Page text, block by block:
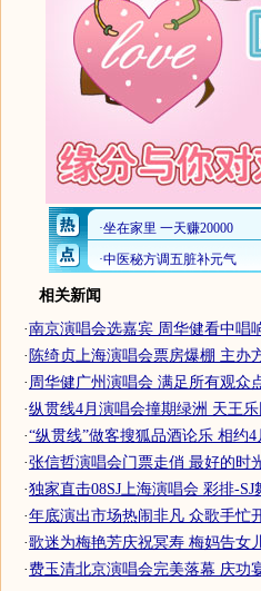
相关新闻
·南京演唱会选嘉宾 周华健看中唱
· 陈绮贞上海演唱会票房爆棚 主办
· 周华健广州演唱会 满足所有观众
·纵贯线4月演唱会撞期绿洲 天王
·“纵贯线”做客搜狐品酒论乐 相约4
·张信哲演唱会门票走俏 最好的时
·独家直击08SJ上海演唱会 彩排-SJ
·年底演出市场热闹非凡 众歌手忙
·歌迷为梅艳芳庆祝冥寿 梅妈告女
·费玉清北京演唱会完美落幕 庆功